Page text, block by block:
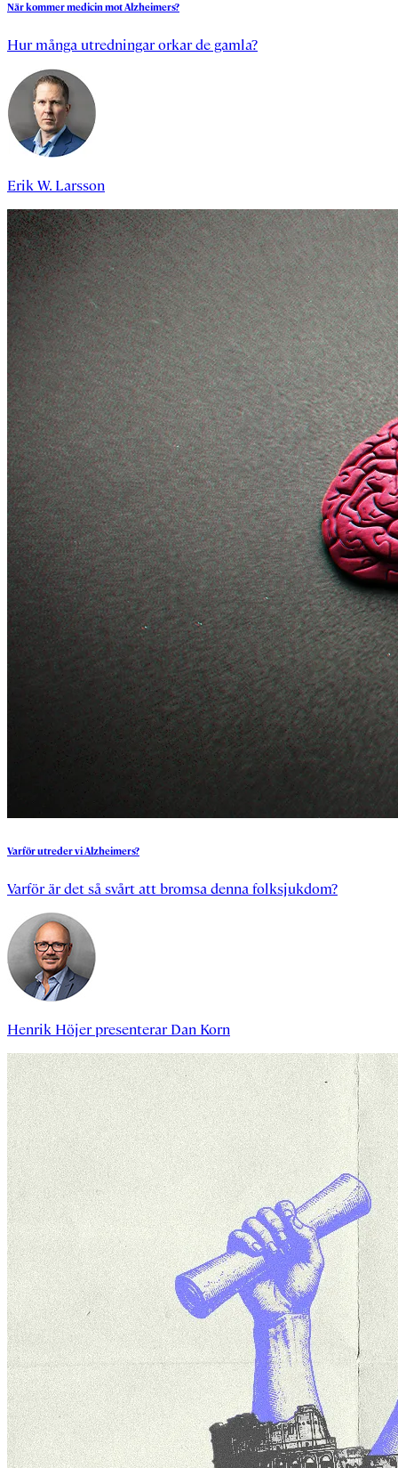
NärkommermedicinmotAlzheimers?
Hur många utredningar orkar de gamla?
Erik W. Larsson
VarförutrederviAlzheimers?
Varför är det så svårt att bromsa denna folksjukdom?
Henrik Höjerpresenterar Dan Korn